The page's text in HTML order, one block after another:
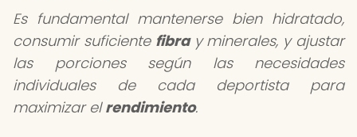
Es fundamental mantenerse bien hidratado,
consumir suficiente fibray minerales, y ajustar
las porciones según las necesidades
individuales de cada deportista para
maximizar elrendimiento.